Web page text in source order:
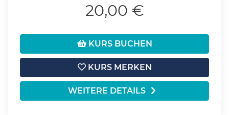
20,00 €
KURS BUCHEN
KURS MERKEN
WEITERE DETAILS